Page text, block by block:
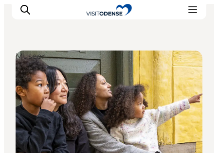
Oplev Odense
Det sker i Odense
Planlæg din tur
Inspiration
Museer